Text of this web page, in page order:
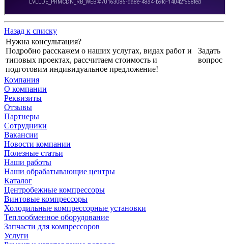
Назад к списку
Нужна консультация?
Подробно расскажем о наших услугах, видах работ и
типовых проектах, рассчитаем стоимость и
подготовим индивидуальное предложение!
Задать
вопрос
Компания
О компании
Реквизиты
Отзывы
Партнеры
Сотрудники
Вакансии
Новости компании
Полезные статьи
Наши работы
Наши обрабатывающие центры
Каталог
Центробежные компрессоры
Винтовые компрессоры
Холодильные компрессорные установки
Теплообменное оборудование
Запчасти для компрессоров
Услуги